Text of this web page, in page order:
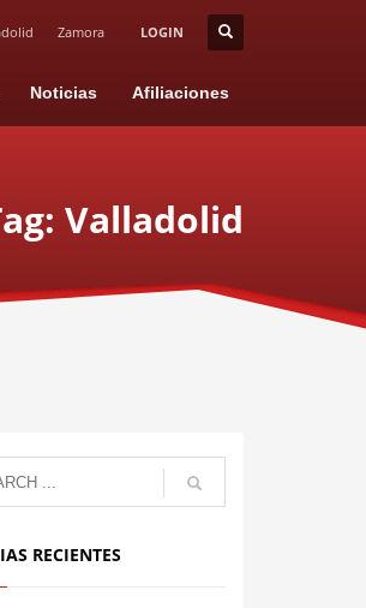
Zamora LOGIN
Noticias Afiliaciones
Valladolid
RECIENTES